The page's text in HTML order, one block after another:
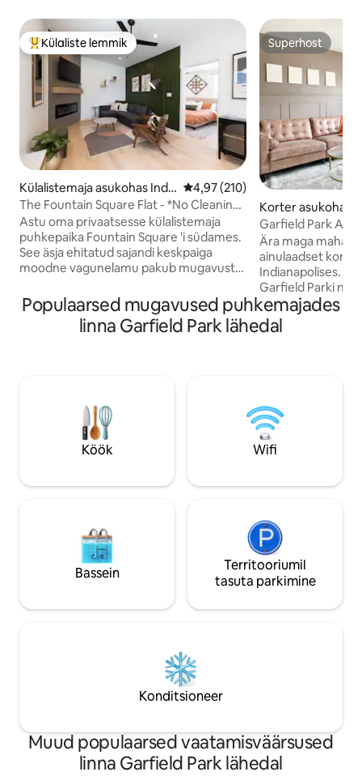
Külaliste suur lemmik
Külaliste lemmik
Külalistemaja asukohas India
napolis
Keskmine hinnang 4,97/5, 210
4,97 (210)
The Fountain Square Flat - *No Cleaning
Fee*
Astu oma privaatsesse külalistemaja
puhkepaika Fountain Square 'i südames.
See äsja ehitatud sajandi keskpaiga
moodne vagunelamu pakub mugavust,
WiFi-ühendust, iseseisvat
sisseregistreerimist ja tasuta privaatset
parkimist - veidi üle 1 miili kaugusel Lucas
üksikreisijatele või kaugtöötajatele, kes
otsivad elegantset ja jalutuskäigu
kaugusel asuvat peatumist ühes Indy
kõige elavamas naabruskonnas.
Superhost
Superhost
Korter asukohas
Garfield Park
Ära maga maha
ainulaadset
Indianapolises.
Garfield Parki
128 aakri
Suurepärane
asukohas, et
kõigele, mida
parkimine tänaval
hoonest põhja
pesumasina/
Populaarsed mugavused puhkemajades
linna Garfield Park lähedal
Köök Wifi
Bassein
Territooriumil
tasuta parkimine
Konditsioneer
Muud populaarsed vaatamisväärsused
linna Garfield Park lähedal